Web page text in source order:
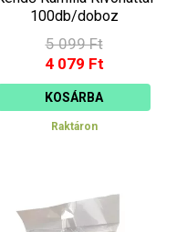
100db/doboz
5 099 Ft
4 079 Ft
KOSÁRBA
Raktáron